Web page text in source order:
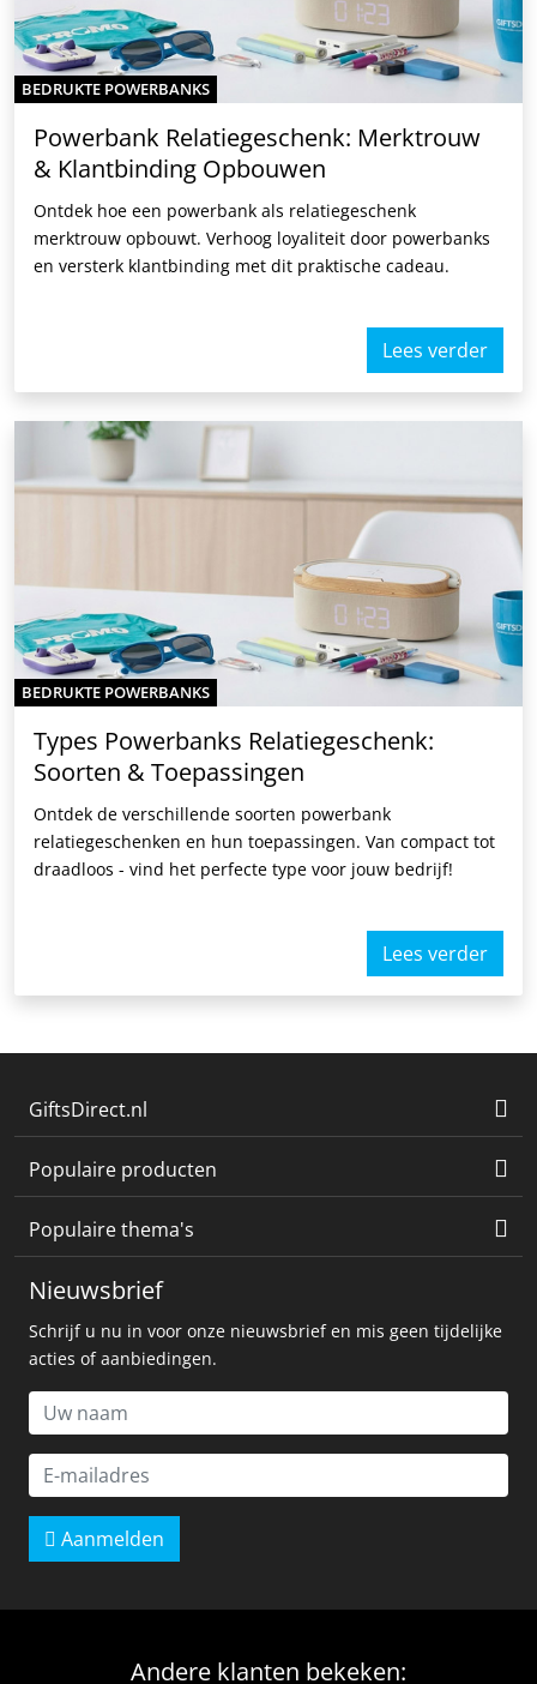
BEDRUKTE POWERBANKS
Powerbank Relatiegeschenk: Merktrouw
& Klantbinding Opbouwen
Ontdek hoe een powerbank als relatiegeschenk
merktrouw opbouwt. Verhoog loyaliteit door powerbanks
en versterk klantbinding met dit praktische cadeau.
Lees verder
BEDRUKTE POWERBANKS
Types Powerbanks Relatiegeschenk:
Soorten & Toepassingen
Ontdek de verschillende soorten powerbank
relatiegeschenken en hun toepassingen. Van compact tot
draadloos - vind het perfecte type voor jouw bedrijf!
Lees verder
GiftsDirect.nl
Populaire producten
Populaire thema's
Nieuwsbrief
Schrijf u nu in voor onze nieuwsbrief en mis geen tijdelijke
acties of aanbiedingen.
Aanmelden
Andere klanten bekeken: